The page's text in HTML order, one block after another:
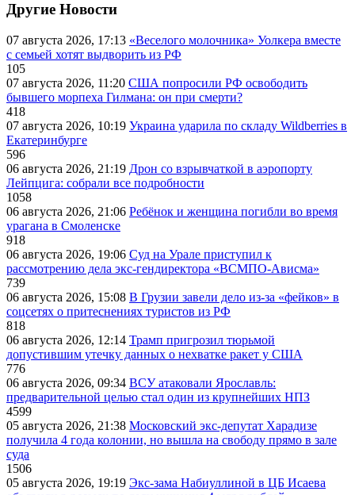
Другие Новости
07 августа 2026, 17:13 «Веселого молочника» Уолкера вместе
с семьей хотят выдворить из РФ
105
07 августа 2026, 11:20 США попросили РФ освободить
бывшего морпеха Гилмана: он при смерти?
418
07 августа 2026, 10:19 Украина ударила по складу Wildberries в
Екатеринбурге
596
06 августа 2026, 21:19 Дрон со взрывчаткой в аэропорту
Лейпцига: собрали все подробности
1058
06 августа 2026, 21:06 Ребёнок и женщина погибли во время
урагана в Смоленске
918
06 августа 2026, 19:06 Суд на Урале приступил к
рассмотрению дела экс-гендиректора «ВСМПО-Ависма»
739
06 августа 2026, 15:08 В Грузии завели дело из-за «фейков» в
соцсетях о притеснениях туристов из РФ
818
06 августа 2026, 12:14 Трамп пригрозил тюрьмой
допустившим утечку данных о нехватке ракет у США
776
06 августа 2026, 09:34 ВСУ атаковали Ярославль:
предварительной целью стал один из крупнейших НПЗ
4599
05 августа 2026, 21:38 Московский экс-депутат Харадизе
получила 4 года колонии, но вышла на свободу прямо в зале
суда
1506
05 августа 2026, 19:19 Экс-зама Набиуллиной в ЦБ Исаева